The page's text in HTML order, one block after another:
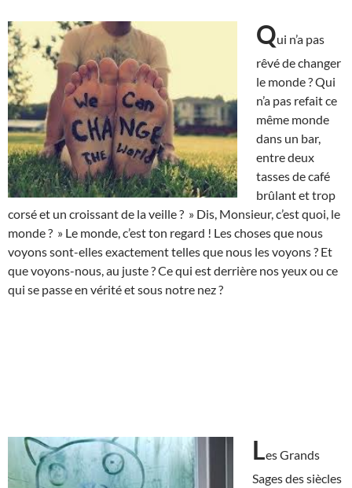
Qui n’a pas
rêvé de changer
le monde ? Qui
n’a pas refait ce
même monde
dans un bar,
entre deux
tasses de café
brûlant et trop
corsé et un croissant de la veille ? » Dis, Monsieur, c’est quoi, le
monde ? » Le monde, c’est ton regard ! Les choses que nous
voyons sont-elles exactement telles que nous les voyons ? Et
que voyons-nous, au juste ? Ce qui est derrière nos yeux ou ce
qui se passe en vérité et sous notre nez ?
Les Grands
Sages des siècles